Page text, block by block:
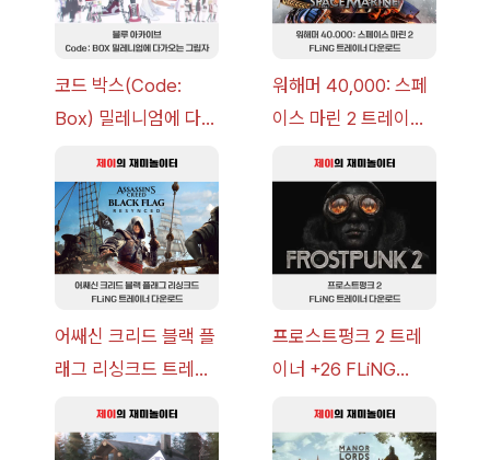
코드 박스(Code:
Box) 밀레니엄에 다가
략 [복각] | 블루 아카
이브
워해머 40,000: 스페
이스 마린 2 트레이너
v14.0+] 다운로드
어쌔신 크리드 블랙 플
래그 리싱크드 트레이
v1.0+] 다운로드
프로스트펑크 2 트레
이너 +26 FLiNG
드